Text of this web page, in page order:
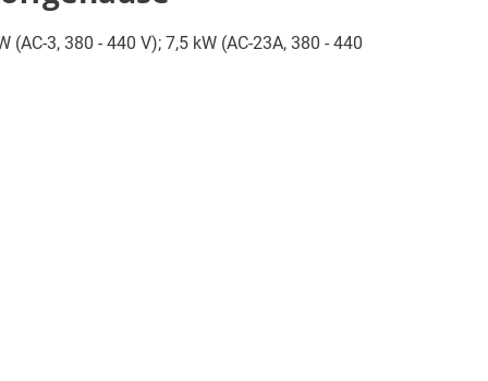
3, 380 - 440 V); 7,5 kW (AC-23A, 380 - 440